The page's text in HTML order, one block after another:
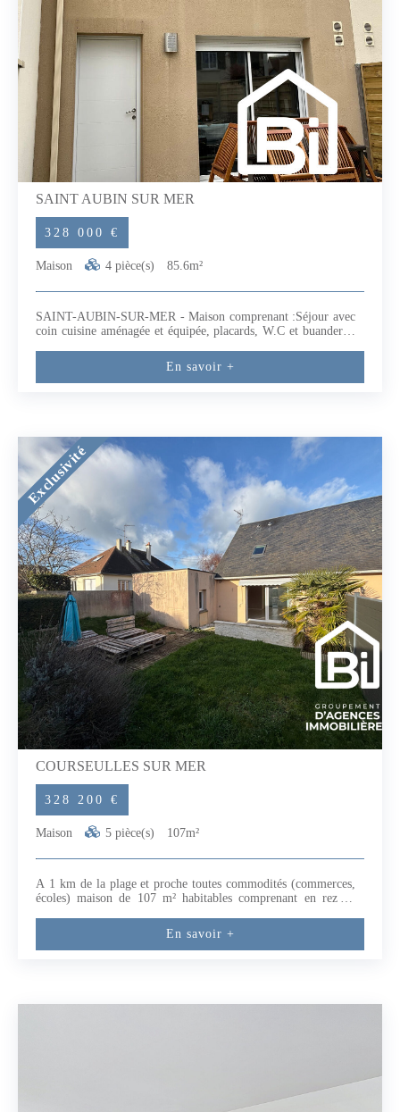
SAINT AUBIN SUR MER
328 000 €
Maison 4 pièce(s) 85.6m²
SAINT-AUBIN-SUR-MER - Maison comprenant :Séjour avec
coin cuisine aménagée et équipée, placards, W.C et buanderie,
chambres, salle de bains, W.C2 emplacements de parking
privatifs (5.81 % honoraires TTC à la charge de l'acquéreur.)
En savoir +
Exclusivité
COURSEULLES SUR MER
328 200 €
Maison 5 pièce(s) 107m²
A 1 km de la plage et proche toutes commodités (commerces,
écoles) maison de 107 m² habitables comprenant en rez de
wc. A l'étage : 3 chambres, salle d'eau wc. Garage. Jardin clos
exposé plein sud.A visiter rapidement.Exclusivité BI (5.87 %
En savoir +